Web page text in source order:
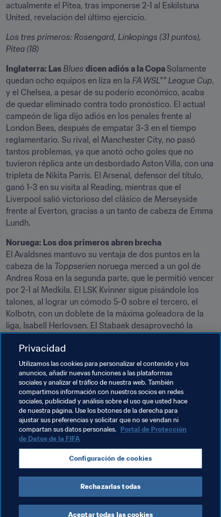
actualmente el Pitea, tras imponerse 2-1 al Eskilstuna
United, revelación del último ejercicio.
Los tres primeros: Rosengard, Linkopings (31 puntos),
Pitea (18)
Inglaterra: Las Blues dicen adiós a la Copa Solamente
quedan ocho equipos en liza en la FA WSL** League Cup,
y el Chelsea, a pesar de su poderío económico, acaba
de quedar eliminado contra todo pronóstico. El actual
campeón de liga dijo adiós en los penales frente al
London Bees, después de empatar 3-3 en el tiempo
reglamentario. Su rival, el Manchester City, no pasó
tantos problemas, ya que anotó ocho goles que no
tuvieron réplica ante un desbordado Aston Villa, con una
tripleta de Nikita Parris. El Arsenal, defensor del título,
ganó 1-3 en su visita al Reading, mientras que el
Liverpool salió victorioso del clásico de Merseyside
frente al Everton, gracias a un tanto de cabeza de Emma
Lundh.
Noruega: Los dos primeros abren brecha
El Avaldsnes mantuvo su ventaja de dos puntos en la
cabeza de la Toppserien noruega merced a un gol de
Andrea Rosa en la segunda parte, que le permitió vencer
por 2-1 al Medkila. El LSK Kvinner sigue pisándole los
talones, al lograr un cómodo 5-0 sobre el tercero, el
Kolbotn, con un doblete de la máxima goleadora de la
liga, Isabell Herlovsen. El Stabaek desaprovechó la
cabeza, ya que fue incapaz de pasar del empate 2-2 en
la cancha del Uraedd, farolillo rojo. **
Los tres primeros: Avaldsnes (34 puntos), LSK Kvinner
(32), Kolbotn (28)
Temas relacionados
England Norway Sweden USA UEFA
Concacaf
Privacidad
Utilizamos las cookies para personalizar el contenido y los
anuncios, añadir nuevas funciones a las plataformas
sociales y analizar el tráfico de nuestra web. También
compartimos información con nuestros socios en redes
sociales, publicidad y análisis sobre el uso que usted hace
de nuestra página. Use los botones de la derecha para
ajustar sus preferencias y solicitar que no se vendan ni
compartan sus datos personales. Portal de Protección
de Datos de la FIFA
Configuración de cookies
Rechazarlas todas
Aceptar todas las cookies